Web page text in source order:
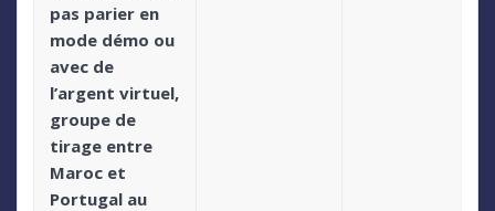
pas parier en
mode démo ou
avec de
l’argent virtuel,
groupe de
tirage entre
Maroc et
Portugal au